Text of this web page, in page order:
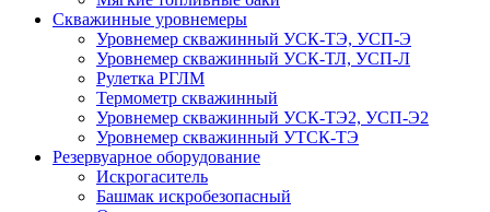
Скважинные уровнемеры
Уровнемер скважинный УСК-ТЭ, УСП-Э
Уровнемер скважинный УСК-ТЛ, УСП-Л
Рулетка РГЛМ
Термометр скважинный
Уровнемер скважинный УСК-ТЭ2, УСП-Э2
Уровнемер скважинный УТСК-ТЭ
Резервуарное оборудование
Искрогаситель
Башмак искробезопасный